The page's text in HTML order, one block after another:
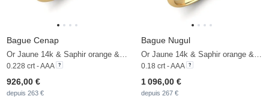
Bague Cenap
0.228 crt - AAA
926,00 €
depuis 263 €
Bague Nugul
0.18 crt - AAA
1 096,00 €
depuis 267 €